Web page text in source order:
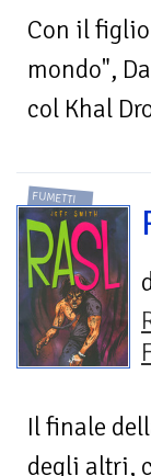
Con il
mondo",
col Khal
FUMETTI
Il finale
degli altri,